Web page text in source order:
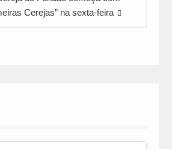
Cerejas” na sexta-feira